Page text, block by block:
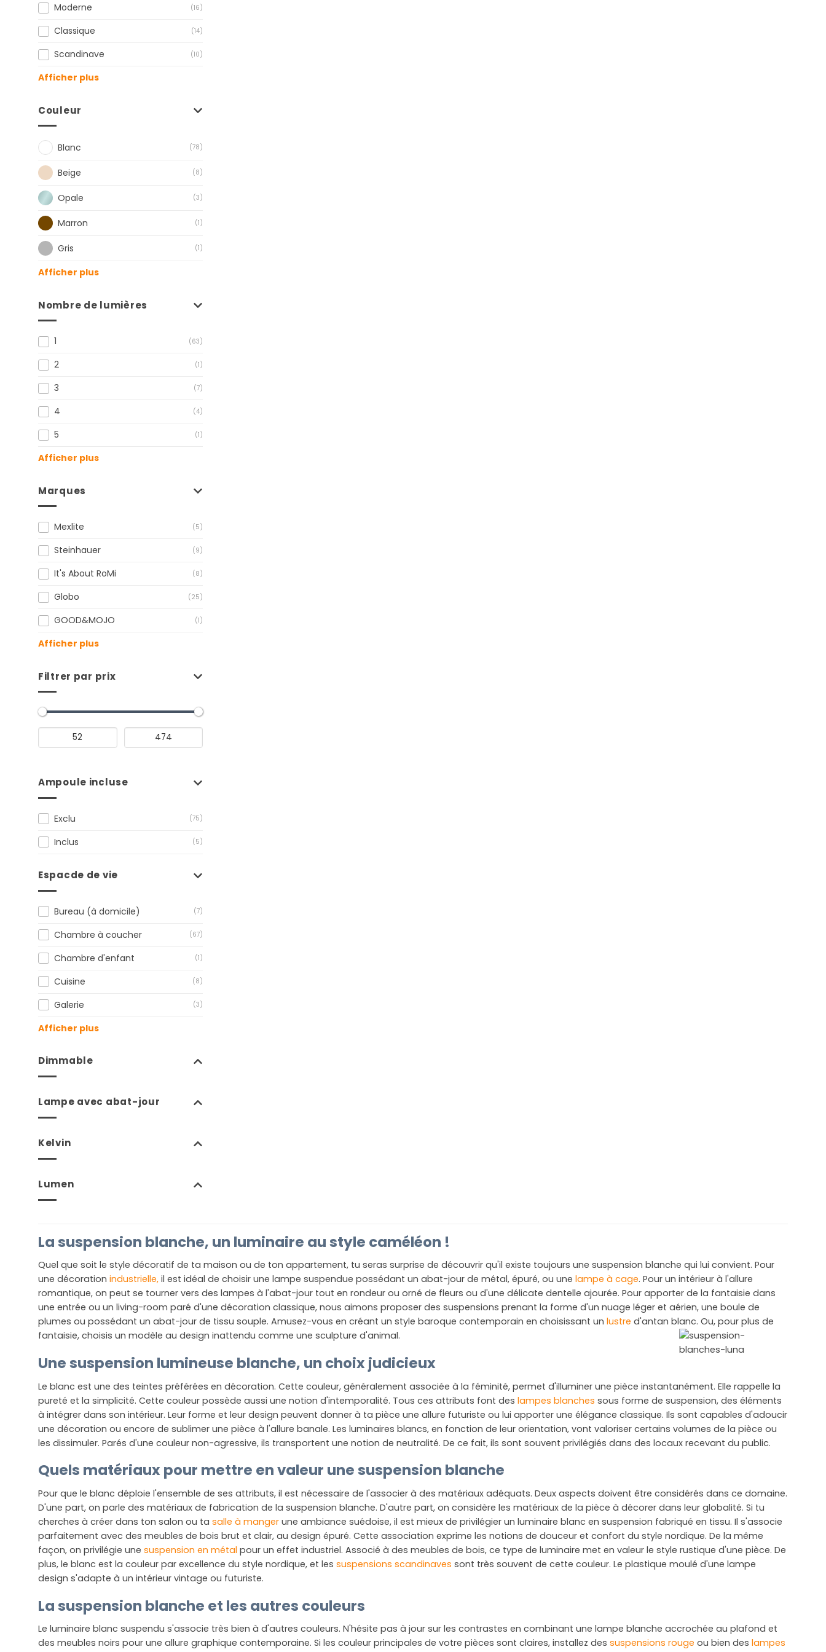
Moderne (16)
Classique (14)
Scandinave (10)
Afficher plus
Couleur
Blanc (78)
Beige (8)
Opale (3)
Marron (1)
Gris (1)
Afficher plus
Nombre de lumières
1 (63)
2 (1)
3 (7)
4 (4)
5 (1)
Afficher plus
Marques
Mexlite (5)
Steinhauer (9)
It's About RoMi (8)
Globo (25)
GOOD&MOJO (1)
Afficher plus
Filtrer par prix
Ampoule incluse
Exclu (75)
Inclus (5)
Espacde de vie
Bureau (à domicile) (7)
Chambre à coucher (67)
Chambre d'enfant (1)
Cuisine (8)
Galerie (3)
Afficher plus
Dimmable
Lampe avec abat-jour
Kelvin
Lumen
La suspension blanche, un luminaire au style caméléon !
Quel que soit le style décoratif de ta maison ou de ton appartement, tu seras surprise de découvrir qu'il existe toujours une suspension blanche qui lui convient. Pour
une décoration industrielle, il est idéal de choisir une lampe suspendue possédant un abat-jour de métal, épuré, ou une lampe à cage. Pour un intérieur à l'allure
romantique, on peut se tourner vers des lampes à l'abat-jour tout en rondeur ou orné de fleurs ou d'une délicate dentelle ajourée. Pour apporter de la fantaisie dans
une entrée ou un living-room paré d'une décoration classique, nous aimons proposer des suspensions prenant la forme d'un nuage léger et aérien, une boule de
plumes ou possédant un abat-jour de tissu souple. Amusez-vous en créant un style baroque contemporain en choisissant un lustre d'antan blanc. Ou, pour plus de
fantaisie, choisis un modèle au design inattendu comme une sculpture d'animal.
Une suspension lumineuse blanche, un choix judicieux
Le blanc est une des teintes préférées en décoration. Cette couleur, généralement associée à la féminité, permet d'illuminer une pièce instantanément. Elle rappelle la
pureté et la simplicité. Cette couleur possède aussi une notion d'intemporalité. Tous ces attributs font des lampes blanches sous forme de suspension, des éléments
à intégrer dans son intérieur. Leur forme et leur design peuvent donner à ta pièce une allure futuriste ou lui apporter une élégance classique. Ils sont capables d'adoucir
une décoration ou encore de sublimer une pièce à l'allure banale. Les luminaires blancs, en fonction de leur orientation, vont valoriser certains volumes de la pièce ou
les dissimuler. Parés d'une couleur non-agressive, ils transportent une notion de neutralité. De ce fait, ils sont souvent privilégiés dans des locaux recevant du public.
Quels matériaux pour mettre en valeur une suspension blanche
Pour que le blanc déploie l'ensemble de ses attributs, il est nécessaire de l'associer à des matériaux adéquats. Deux aspects doivent être considérés dans ce domaine.
D'une part, on parle des matériaux de fabrication de la suspension blanche. D'autre part, on considère les matériaux de la pièce à décorer dans leur globalité. Si tu
cherches à créer dans ton salon ou ta salle à manger une ambiance suédoise, il est mieux de privilégier un luminaire blanc en suspension fabriqué en tissu. Il s'associe
parfaitement avec des meubles de bois brut et clair, au design épuré. Cette association exprime les notions de douceur et confort du style nordique. De la même
façon, on privilégie une suspension en métal pour un effet industriel. Associé à des meubles de bois, ce type de luminaire met en valeur le style rustique d'une pièce. De
plus, le blanc est la couleur par excellence du style nordique, et les suspensions scandinaves sont très souvent de cette couleur. Le plastique moulé d'une lampe
design s'adapte à un intérieur vintage ou futuriste.
La suspension blanche et les autres couleurs
Le luminaire blanc suspendu s'associe très bien à d'autres couleurs. N'hésite pas à jour sur les contrastes en combinant une lampe blanche accrochée au plafond et
des meubles noirs pour une allure graphique contemporaine. Si les couleur principales de votre pièces sont claires, installez des suspensions rouge ou bien des lampes